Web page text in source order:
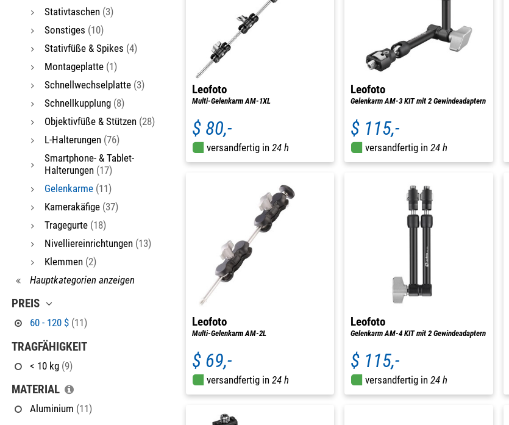
Stativtaschen (3)
Sonstiges (10)
Stativfüße & Spikes (4)
Montageplatte (1)
Schnellwechselplatte (3)
Schnellkupplung (8)
Objektivfüße & Stützen (28)
L-Halterungen (76)
Smartphone- & Tablet-
Halterungen (17)
Gelenkarme (11)
Kamerakäfige (37)
Tragegurte (18)
Nivelliereinrichtungen (13)
Klemmen (2)
Hauptkategorien anzeigen
PREIS
60 - 120 $ (11)
TRAGFÄHIGKEIT
< 10 kg (9)
MATERIAL
Aluminium (11)
Leofoto
Multi-Gelenkarm AM-1XL
$ 80,-
versandfertig in 24 h
Leofoto
Gelenkarm AM-3 KIT mit 2 Gewindeadaptern
$ 115,-
versandfertig in 24 h
Leofoto
Multi-Gelenkarm AM-2L
$ 69,-
versandfertig in 24 h
Leofoto
Gelenkarm AM-4 KIT mit 2 Gewindeadaptern
$ 115,-
versandfertig in 24 h